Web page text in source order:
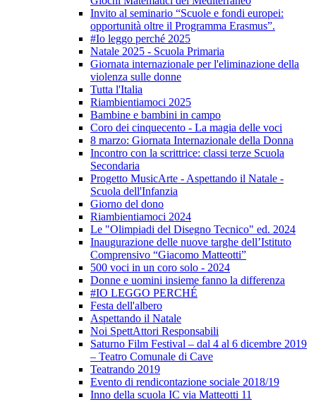
Invito al seminario “Scuole e fondi europei:
opportunità oltre il Programma Erasmus”.
#Io leggo perché 2025
Natale 2025 - Scuola Primaria
Giornata internazionale per l'eliminazione della
violenza sulle donne
Tutta l'Italia
Riambientiamoci 2025
Bambine e bambini in campo
Coro dei cinquecento - La magia delle voci
8 marzo: Giornata Internazionale della Donna
Incontro con la scrittrice: classi terze Scuola
Secondaria
Progetto MusicArte - Aspettando il Natale -
Scuola dell'Infanzia
Giorno del dono
Riambientiamoci 2024
Le "Olimpiadi del Disegno Tecnico" ed. 2024
Inaugurazione delle nuove targhe dell’Istituto
Comprensivo “Giacomo Matteotti”
500 voci in un coro solo - 2024
Donne e uomini insieme fanno la differenza
#IO LEGGO PERCHÉ
Festa dell'albero
Aspettando il Natale
Noi SpettAttori Responsabili
Saturno Film Festival – dal 4 al 6 dicembre 2019
– Teatro Comunale di Cave
Teatrando 2019
Evento di rendicontazione sociale 2018/19
Inno della scuola IC via Matteotti 11